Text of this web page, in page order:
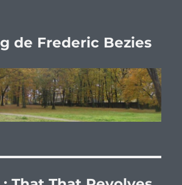
de Frederic Bezies